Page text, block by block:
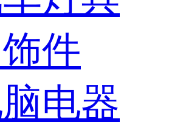
件
电器